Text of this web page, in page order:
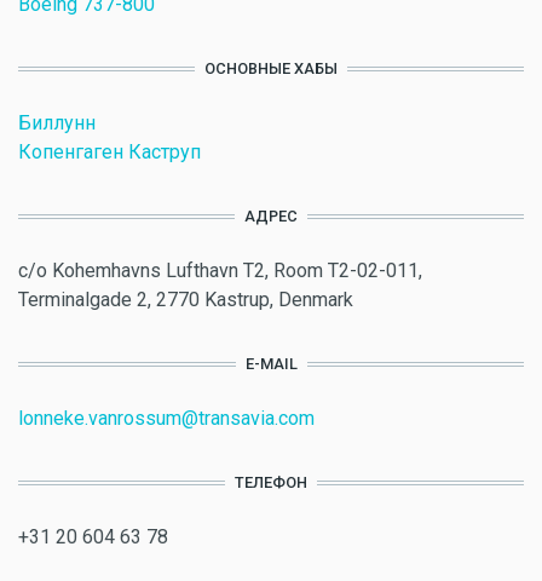
ОСНОВНЫЕ ХАБЫ
Биллунн
Копенгаген Каструп
АДРЕС
c/o Kohemhavns Lufthavn T2, Room T2-02-011,
Terminalgade 2, 2770 Kastrup, Denmark
E-MAIL
lonneke.vanrossum@transavia.com
ТЕЛЕФОН
+31 20 604 63 78